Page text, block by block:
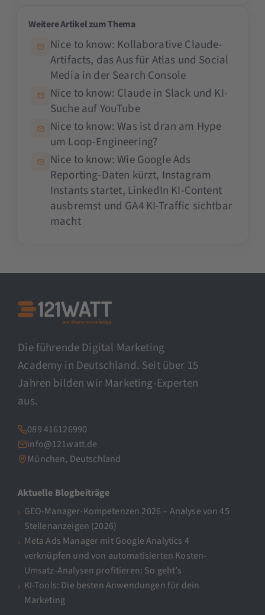
Weitere Artikel zum Thema
Nice to know: Kollaborative Claude-
Artifacts, das Aus für Atlas und Social
Media in der Search Console
Nice to know: Claude in Slack und KI-
Suche auf YouTube
Nice to know: Was ist dran am Hype
um Loop-Engineering?
Nice to know: Wie Google Ads
Reporting-Daten kürzt, Instagram
Instants startet, LinkedIn KI-Content
ausbremst und GA4 KI-Traffic sichtbar
macht
Die führende Digital Marketing
Academy in Deutschland. Seit über 15
Jahren bilden wir Marketing-Experten
aus.
089 416126990
info@121watt.de
München, Deutschland
Aktuelle Blogbeiträge
GEO-Manager-Kompetenzen 2026 – Analyse von 45
Stellenanzeigen (2026)
Meta Ads Manager mit Google Analytics 4
verknüpfen und von automatisierten Kosten-
Umsatz-Analysen profitieren: So geht’s
KI-Tools: Die besten Anwendungen für dein
Marketing